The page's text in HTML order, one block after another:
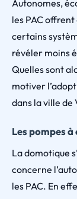
Autonomes,
les PAC
certains
révéler moins
Quelles sont
motiver
dans la ville de
Les pompes
La domotique
concerne
les PAC. En